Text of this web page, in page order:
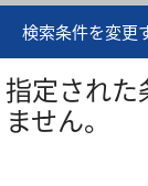
検索条件を変更
指定された
ません。